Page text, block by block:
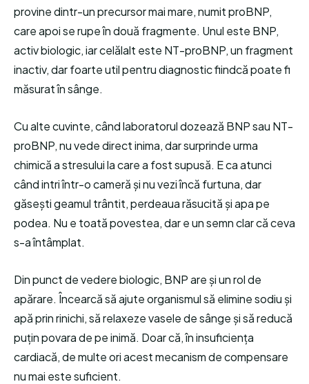
provine dintr-un precursor mai mare, numit proBNP,
care apoi se rupe în două fragmente. Unul este BNP,
activ biologic, iar celălalt este NT-proBNP, un fragment
inactiv, dar foarte util pentru diagnostic fiindcă poate fi
măsurat în sânge.
Cu alte cuvinte, când laboratorul dozează BNP sau NT-
proBNP, nu vede direct inima, dar surprinde urma
chimică a stresului la care a fost supusă. E ca atunci
când intri într-o cameră și nu vezi încă furtuna, dar
găsești geamul trântit, perdeaua răsucită și apa pe
podea. Nu e toată povestea, dar e un semn clar că ceva
s-a întâmplat.
Din punct de vedere biologic, BNP are și un rol de
apărare. Încearcă să ajute organismul să elimine sodiu și
apă prin rinichi, să relaxeze vasele de sânge și să reducă
puțin povara de pe inimă. Doar că, în insuficiența
cardiacă, de multe ori acest mecanism de compensare
nu mai este suficient.